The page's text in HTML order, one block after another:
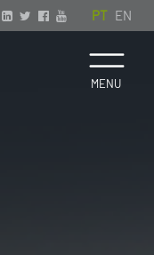
PT EN